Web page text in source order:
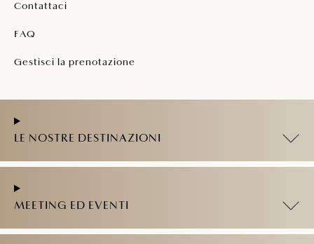
Contattaci
FAQ
Gestisci la prenotazione
LE NOSTRE DESTINAZIONI
MEETING ED EVENTI